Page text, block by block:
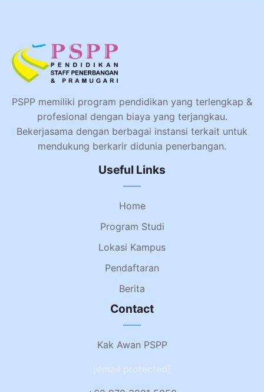
PSPP memiliki program pendidikan yang terlengkap &
profesional dengan biaya yang terjangkau.
Bekerjasama dengan berbagai instansi terkait untuk
mendukung berkarir didunia penerbangan.
Useful Links
Home
Program Studi
Lokasi Kampus
Pendaftaran
Berita
Contact
Kak Awan PSPP
[email protected]